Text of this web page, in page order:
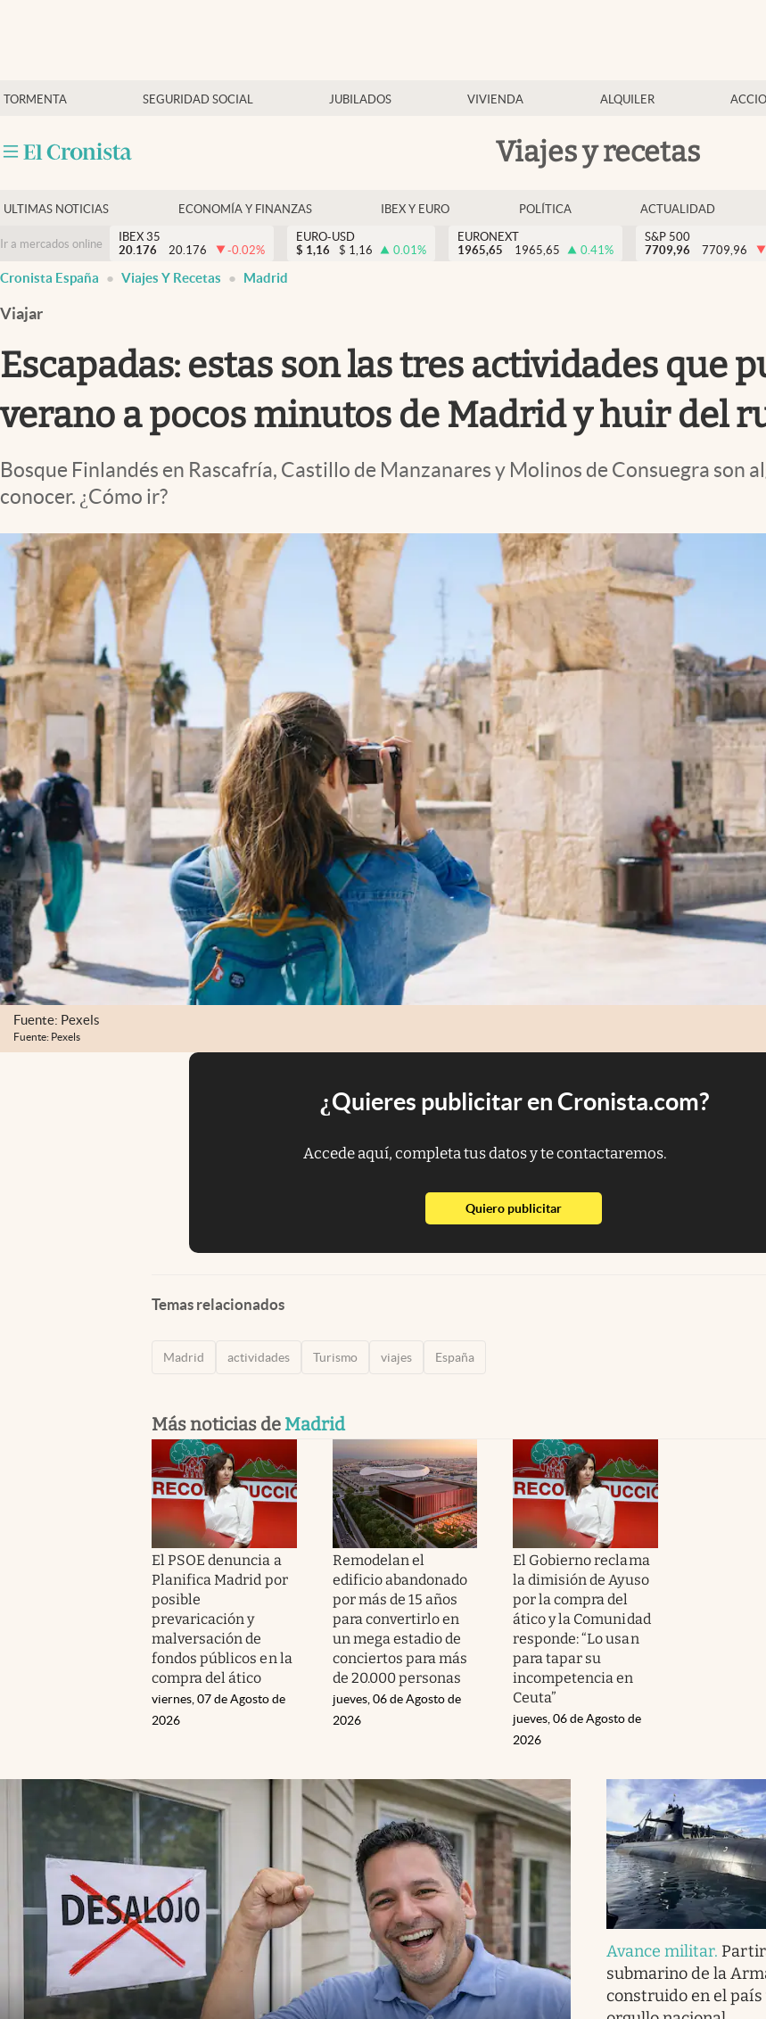
TORMENTA SEGURIDAD SOCIAL JUBILADOS VIVIENDA ALQUILER
Viajes y recetas
Economía y finanzas
Criptomonedas
ULTIMAS NOTICIAS ECONOMÍA Y FINANZAS IBEX Y EURO POLÍTICA ACTUALIDAD
Ir a mercados online
IBEX 35
20.176
20.176 -0.02%
EURO-USD
$ 1,16 $ 1,16 0.01%
EURONEXT
1965,65
1965,65 0.41%
S&P 500
7709,96
7709,96
Cronista España Viajes Y Recetas Madrid
Viajar
Escapadas: estas son las tres actividades que
verano a pocos minutos de Madrid y huir del
Bosque Finlandés en Rascafría, Castillo de Manzanares y Molinos de Consuegra son
conocer. ¿Cómo ir?
Fuente: Pexels
Fuente: Pexels
¿Quieres publicitar en Cronista.com?
Accede aquí, completa tus datos y te contactaremos.
Quiero publicitarabre en nueva pestaña
Temas relacionados
Madrid actividades Turismo viajes España
Más noticias de Madrid
El PSOE denuncia a
Planifica Madrid por
posible
prevaricación y
malversación de
fondos públicos en la
compra del ático
viernes, 07 de Agosto de
2026
Remodelan el
edificio abandonado
por más de 15 años
para convertirlo en
un mega estadio de
conciertos para más
de 20.000 personas
jueves, 06 de Agosto de
2026
El Gobierno reclama
la dimisión de Ayuso
por la compra del
ático y la Comunidad
responde: “Lo usan
para tapar su
incompetencia en
Ceuta”
jueves, 06 de Agosto de
2026
Avance militar.
submarino de la
construido en el país